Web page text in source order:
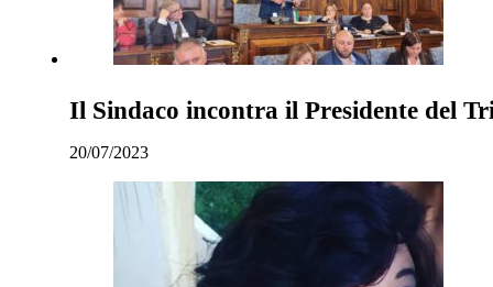
Il Sindaco incontra il Presidente del
20/07/2023